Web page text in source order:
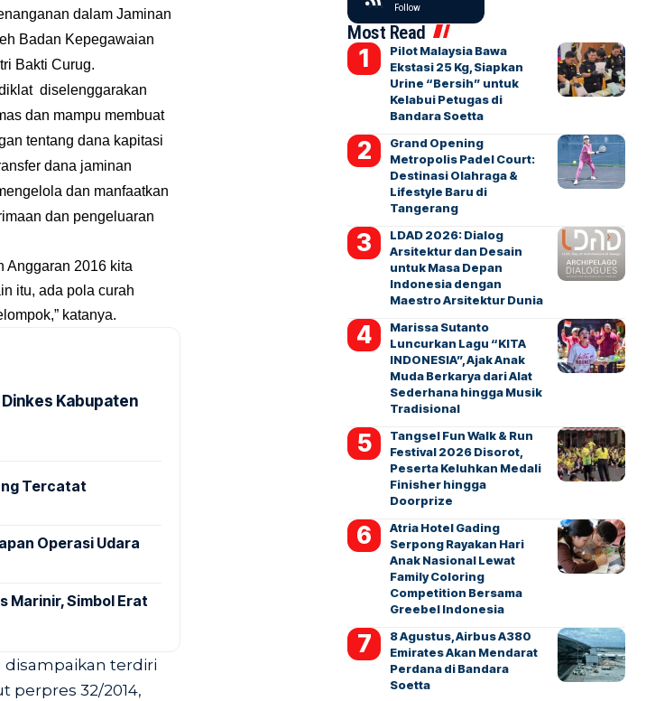
dalam Jaminan
Badan Kepegawaian
Bakti Curug.
diselenggarakan
dan mampu membuat
tentang dana kapitasi
dana jaminan
dan manfaatkan
dan pengeluaran
Anggaran 2016 kita
itu, ada pola curah
katanya.
Kabupaten
Tercatat
Operasi Udara
Marinir, Simbol Erat
disampaikan terdiri
perpres 32/2014,
Follow
Most Read
Pilot Malaysia Bawa
Ekstasi 25 Kg, Siapkan
Urine “Bersih” untuk
Kelabui Petugas di
Bandara Soetta
Grand Opening
Metropolis Padel Court:
Destinasi Olahraga &
Lifestyle Baru di
Tangerang
LDAD 2026: Dialog
Arsitektur dan Desain
untuk Masa Depan
Indonesia dengan
Maestro Arsitektur Dunia
Marissa Sutanto
Luncurkan Lagu “KITA
INDONESIA”, Ajak Anak
Muda Berkarya dari Alat
Sederhana hingga Musik
Tradisional
Tangsel Fun Walk & Run
Festival 2026 Disorot,
Peserta Keluhkan Medali
Finisher hingga
Doorprize
Atria Hotel Gading
Serpong Rayakan Hari
Anak Nasional Lewat
Family Coloring
Competition Bersama
Greebel Indonesia
8 Agustus, Airbus A380
Emirates Akan Mendarat
Perdana di Bandara
Soetta